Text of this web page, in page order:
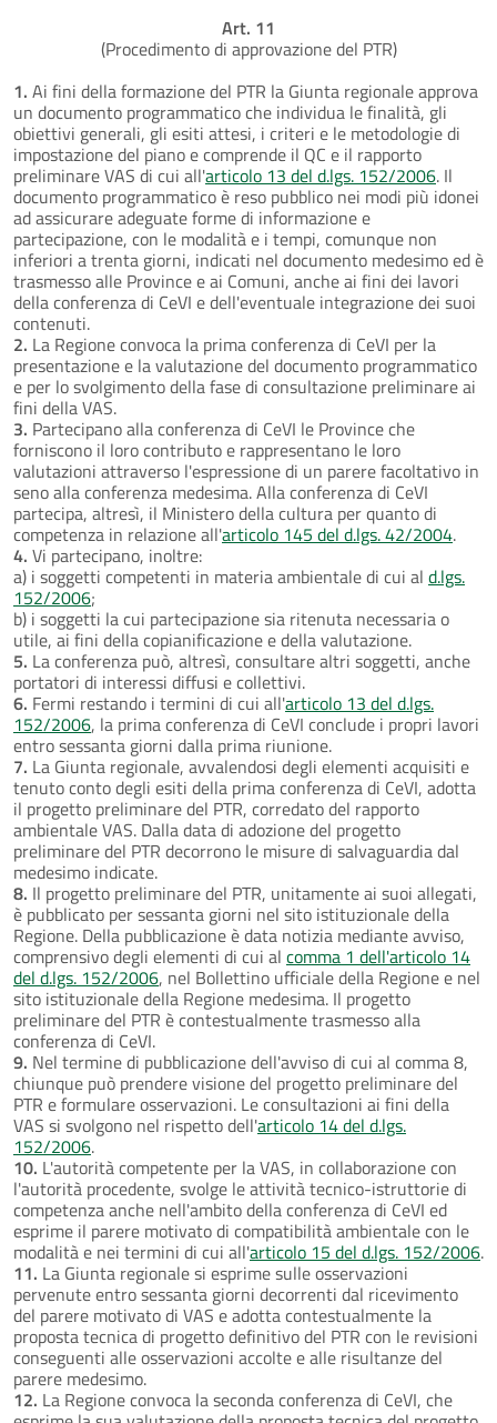
Art. 11
(Procedimento di approvazione del PTR)
1. Ai fini della formazione del PTR la Giunta regionale approva
un documento programmatico che individua le finalità, gli
obiettivi generali, gli esiti attesi, i criteri e le metodologie di
impostazione del piano e comprende il QC e il rapporto
preliminare VAS di cui all'articolo 13 del d.lgs. 152/2006. Il
documento programmatico è reso pubblico nei modi più idonei
ad assicurare adeguate forme di informazione e
partecipazione, con le modalità e i tempi, comunque non
inferiori a trenta giorni, indicati nel documento medesimo ed è
trasmesso alle Province e ai Comuni, anche ai fini dei lavori
della conferenza di CeVI e dell'eventuale integrazione dei suoi
contenuti.
2. La Regione convoca la prima conferenza di CeVI per la
presentazione e la valutazione del documento programmatico
e per lo svolgimento della fase di consultazione preliminare ai
fini della VAS.
3. Partecipano alla conferenza di CeVI le Province che
forniscono il loro contributo e rappresentano le loro
valutazioni attraverso l'espressione di un parere facoltativo in
seno alla conferenza medesima. Alla conferenza di CeVI
partecipa, altresì, il Ministero della cultura per quanto di
competenza in relazione all'articolo 145 del d.lgs. 42/2004.
4. Vi partecipano, inoltre:
a) i soggetti competenti in materia ambientale di cui al d.lgs.
152/2006;
b) i soggetti la cui partecipazione sia ritenuta necessaria o
utile, ai fini della copianificazione e della valutazione.
5. La conferenza può, altresì, consultare altri soggetti, anche
portatori di interessi diffusi e collettivi.
6. Fermi restando i termini di cui all'articolo 13 del d.lgs.
152/2006, la prima conferenza di CeVI conclude i propri lavori
entro sessanta giorni dalla prima riunione.
7. La Giunta regionale, avvalendosi degli elementi acquisiti e
tenuto conto degli esiti della prima conferenza di CeVI, adotta
il progetto preliminare del PTR, corredato del rapporto
ambientale VAS. Dalla data di adozione del progetto
preliminare del PTR decorrono le misure di salvaguardia dal
medesimo indicate.
8. Il progetto preliminare del PTR, unitamente ai suoi allegati,
è pubblicato per sessanta giorni nel sito istituzionale della
Regione. Della pubblicazione è data notizia mediante avviso,
comprensivo degli elementi di cui al comma 1 dell'articolo 14
del d.lgs. 152/2006, nel Bollettino ufficiale della Regione e nel
sito istituzionale della Regione medesima. Il progetto
preliminare del PTR è contestualmente trasmesso alla
conferenza di CeVI.
9. Nel termine di pubblicazione dell'avviso di cui al comma 8,
chiunque può prendere visione del progetto preliminare del
PTR e formulare osservazioni. Le consultazioni ai fini della
VAS si svolgono nel rispetto dell'articolo 14 del d.lgs.
152/2006.
10. L'autorità competente per la VAS, in collaborazione con
l'autorità procedente, svolge le attività tecnico-istruttorie di
competenza anche nell'ambito della conferenza di CeVI ed
esprime il parere motivato di compatibilità ambientale con le
modalità e nei termini di cui all'articolo 15 del d.lgs. 152/2006.
11. La Giunta regionale si esprime sulle osservazioni
pervenute entro sessanta giorni decorrenti dal ricevimento
del parere motivato di VAS e adotta contestualmente la
proposta tecnica di progetto definitivo del PTR con le revisioni
conseguenti alle osservazioni accolte e alle risultanze del
parere medesimo.
12. La Regione convoca la seconda conferenza di CeVI, che